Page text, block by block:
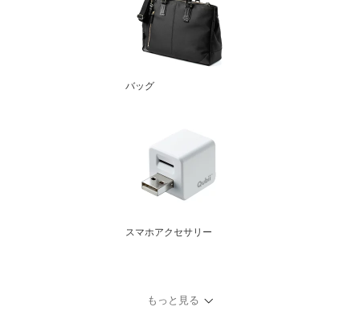
バッグ
スマホアクセサリー
もっと見る